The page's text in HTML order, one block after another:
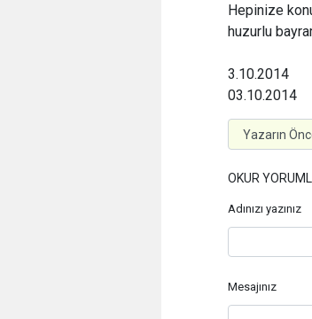
Hepinize
huzurlu
3.10.2014
03.10.2014
OKUR
Adınızı yazınız
Mesajınız